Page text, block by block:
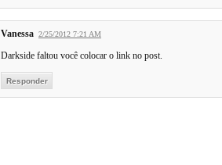
Vanessa 2/25/2012 7:21 AM
Darkside faltou você colocar o link no post.
Responder